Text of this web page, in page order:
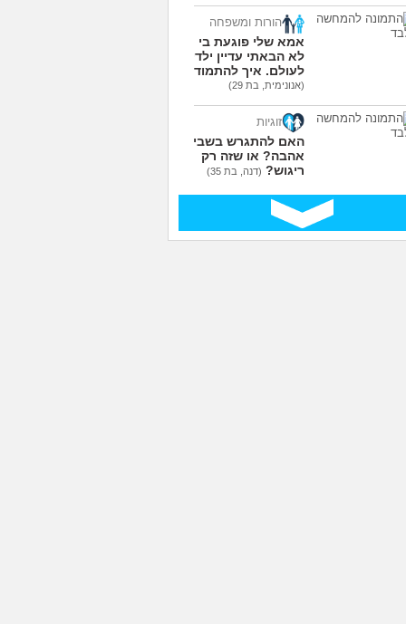
הורות ומשפחה
אמא שלי פוגעת בי כי
לא הבאתי עדיין ילדים
לעולם. איך להתמודד?
(אנונימית, בת 29)
זוגיות
האם להתגרש בשביל
אהבה? או שזה רק
ריגוש? (דנה, בת 35)